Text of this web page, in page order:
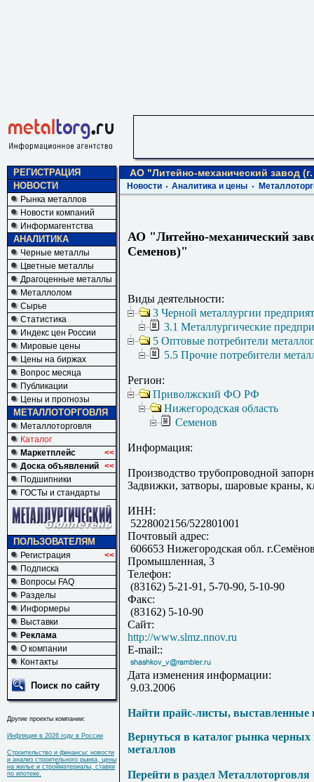
РЕГИСТРАЦИЯ
НОВОСТИ
Рынка металлов
Новости компаний
Информагентства
АНАЛИТИКА
Черные металлы
Цветные металлы
Драгоценные металлы
Металлолом
Сырье
Статистика
Индекс цен России
Мировые цены
Цены на биржах
Вопрос месяца
Публикации
Цены и прогнозы
МЕТАЛЛОТОРГОВЛЯ
Металлоторговля
Каталог
Маркетплейс
<<
Доска объявлений <<
Подшипники
ГОСТы и стандарты
ПОЛЬЗОВАТЕЛЯМ
Регистрация
<<
Подписка
Вопросы FAQ
Разделы
Информеры
Выставки
Реклама
О компании
Контакты
Поиск по сайту
Другие проекты компании:
Инфляция в 2026 году в России
Строительство и финансы: новости
и анализ строительного рынка, цены
на жилье и стройматериалы, ставки
по ипотеке.
АО "Литейно-механический завод
Новости Аналитика и цены
АО "Литейно-механический
Семенов)"
Виды деятельности:
3 Черной металлургии
3.1 Металлургические
5 Оптовые потребители
5.5 Прочие потребители
Регион:
Приволжский ФО РФ
Нижегородская область
Семенов
Информация:
Производство трубопроводной
Задвижки, затворы, шаровые краны,
ИНН:
5228002156/522801001
Почтовый адрес:
606653 Нижегородская обл.
Промышленная, 3
Телефон:
(83162) 5-21-91, 5-70-90, 5-10-90
Факс:
(83162) 5-10-90
Сайт:
http://www.slmz.nnov.ru
E-mail::
Дата изменения информации:
9.03.2006
Найти прайс-листы, выставленные
Вернуться в каталог рынка
металлов
Перейти в раздел Металлоторговля